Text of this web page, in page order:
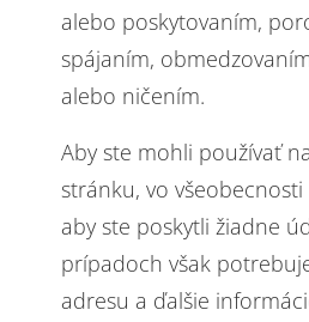
alebo poskytovaním,
spájaním,
alebo ničením.
Aby ste mohli používať
stránku, vo
aby ste poskytli žiadne
prípadoch však
adresu a ďalšie